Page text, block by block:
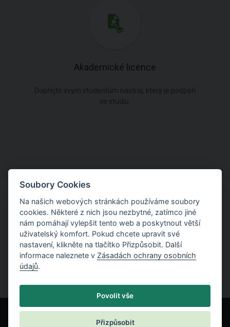
Akademické licence
Vyzkoušejte si práci s programy GEO5
Vyzkoušet zdarma
Soubory Cookies
Na našich webových stránkách používáme soubory
cookies. Některé z nich jsou nezbytné, zatímco jiné
nám pomáhají vylepšit tento web a poskytnout větší
uživatelský komfort. Pokud chcete upravit své
nastavení, klikněte na tlačítko Přizpůsobit. Další
informace naleznete v Zásadách ochrany osobních
údajů.
Povolit vše
Přizpůsobit